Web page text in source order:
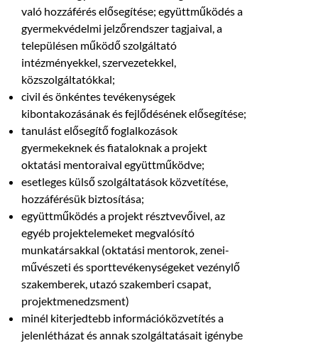
való hozzáférés elősegítése; együttműködés a
gyermekvédelmi jelzőrendszer tagjaival, a
településen működő szolgáltató
intézményekkel, szervezetekkel,
közszolgáltatókkal;
civil és önkéntes tevékenységek
kibontakozásának és fejlődésének elősegítése;
tanulást elősegítő foglalkozások
gyermekeknek és fiataloknak a projekt
oktatási mentoraival együttműködve;
esetleges külső szolgáltatások közvetítése,
hozzáférésük biztosítása;
együttműködés a projekt résztvevőivel, az
egyéb projektelemeket megvalósító
munkatársakkal (oktatási mentorok, zenei-
művészeti és sporttevékenységeket vezénylő
szakemberek, utazó szakemberi csapat,
projektmenedzsment)
minél kiterjedtebb információközvetítés a
jelenlétházat és annak szolgáltatásait igénybe